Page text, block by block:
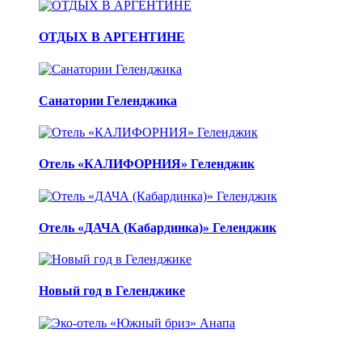
ОТДЫХ В АРГЕНТИНЕ
Санатории Геленджика
Отель «КАЛИФОРНИЯ» Геленджик
Отель «ДАЧА (Кабардинка)» Геленджик
Новый год в Геленджике